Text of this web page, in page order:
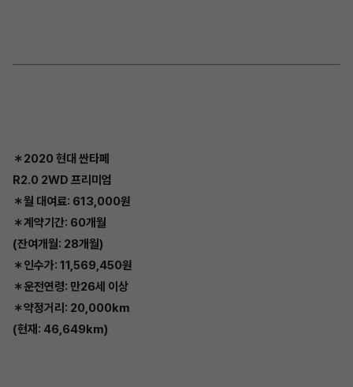
＊2020 현대 싼타페
R2.0 2WD 프리미엄
＊월 대여료: 613,000원
＊계약기간: 60개월
(잔여개월: 28개월)
＊인수가: 11,569,450원
＊운전연령: 만26세 이상
＊약정거리: 20,000km
(현재: 46,649km)